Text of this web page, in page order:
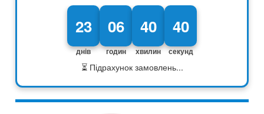
23
днів
06
годин
40
хвилин
40
секунд
⏳ Підрахунок замовлень...